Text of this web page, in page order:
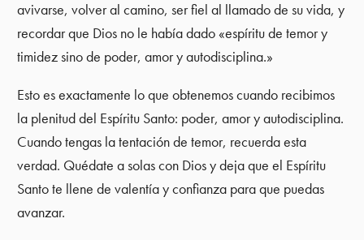
avivarse, volver al camino, ser fiel al llamado de su vida, y
recordar que Dios no le había dado «espíritu de temor y
timidez sino de poder, amor y autodisciplina.»
Esto es exactamente lo que obtenemos cuando recibimos
la plenitud del Espíritu Santo: poder, amor y autodisciplina.
Cuando tengas la tentación de temor, recuerda esta
verdad. Quédate a solas con Dios y deja que el Espíritu
Santo te llene de valentía y confianza para que puedas
avanzar.